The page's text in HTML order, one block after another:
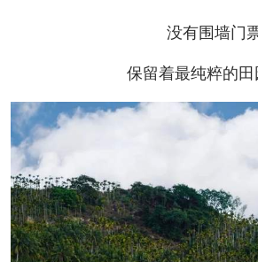
没有围墙门
保留着最纯粹的田